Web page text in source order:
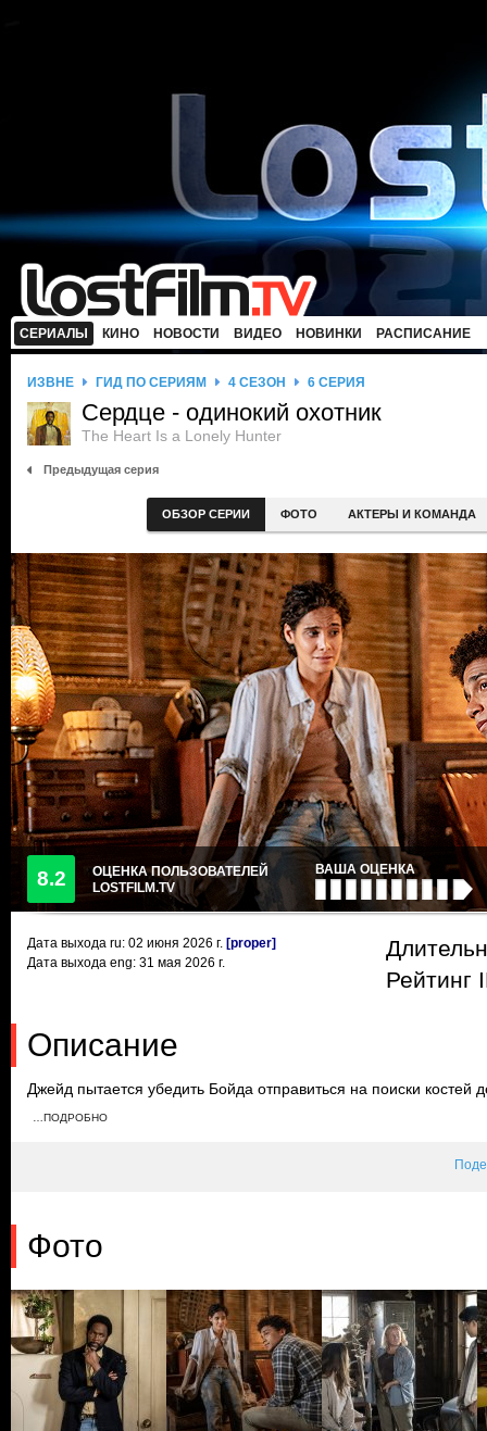
СЕРИАЛЫ КИНО НОВОСТИ ВИДЕО НОВИНКИ РАСПИСАНИЕ
ИЗВНЕ ГИД ПО СЕРИЯМ 4 СЕЗОН 6 СЕРИЯ
Сердце - одинокий охотник
The Heart Is a Lonely Hunter
Предыдущая серия
ОБЗОР СЕРИИ ФОТО АКТЕРЫ И КОМАНДА
8.2
ОЦЕНКА ПОЛЬЗОВАТЕЛЕЙ
LOSTFILM.TV
ВАША ОЦЕНКА
Дата выхода ru: 02 июня 2026 г. [proper]
Дата выхода eng: 31 мая 2026 г.
Рейтинг
Описание
Джейд пытается убедить Бойда отправиться на поиски костей
опасным. Джейд ищет дверь в подвале, а Джули приносит
…ПОДРОБНО
Фото